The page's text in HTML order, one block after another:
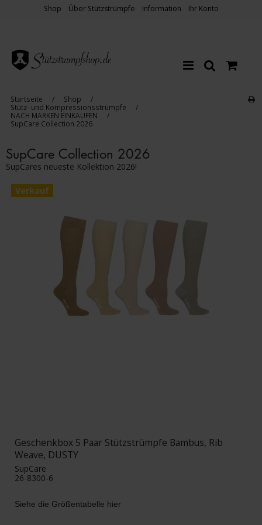
Shop Über Stützstrümpfe Information Ihr Konto
Startseite / Shop
/
Stütz- und Kompressionsstrümpfe
/
NACH MARKEN EINKAUFEN
/
SupCare Collection 2026
SupCare Collection 2026
SupCares neueste Kollektion 2026!
Verkauf
Geschenkbox 5 Paar Stützstrümpfe Bambus, Rib
Weave, DUSTY
SupCare
26-8300-6
Siehe die Größentabelle hier